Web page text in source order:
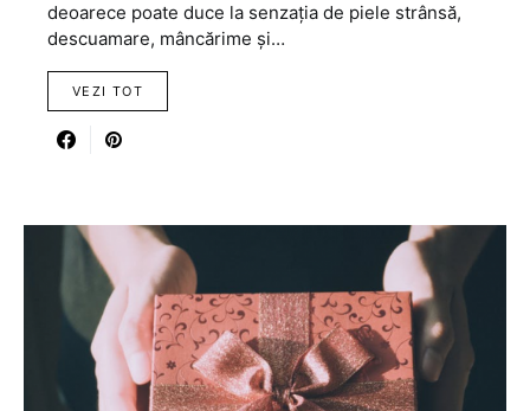
deoarece poate duce la senzația de piele strânsă,
descuamare, mâncărime și…
VEZI TOT